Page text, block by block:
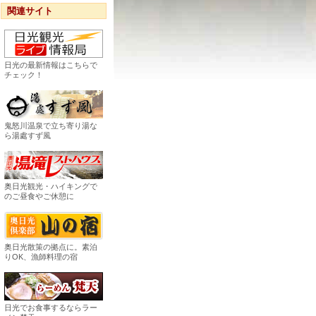
関連サイト
日光の最新情報はこちらで
チェック！
鬼怒川温泉で立ち寄り湯な
ら湯處すず風
奥日光観光・ハイキングで
のご昼食やご休憩に
奥日光散策の拠点に。素泊
りOK、漁師料理の宿
日光でお食事するならラー